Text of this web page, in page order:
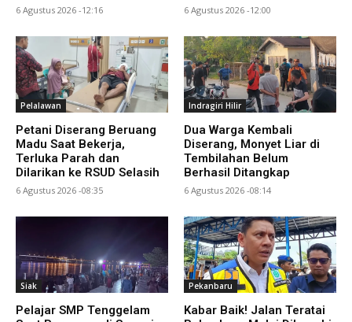
6 Agustus 2026 -12:16 6 Agustus 2026 -12:00
Pelalawan
Petani Diserang Beruang
Madu Saat Bekerja,
Terluka Parah dan
Dilarikan ke RSUD Selasih
6 Agustus 2026 -08:35
Indragiri Hilir
Dua Warga Kembali
Diserang, Monyet Liar di
Tembilahan Belum
Berhasil Ditangkap
6 Agustus 2026 -08:14
Siak
Pelajar SMP Tenggelam
Pekanbaru
Kabar Baik! Jalan Teratai